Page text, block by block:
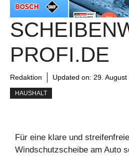
PROFI.DE
Redaktion Updated on: 29.
HAUSHALT
Für eine klare und
Windschutzscheibe am Auto